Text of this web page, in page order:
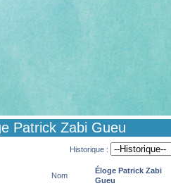
Patrick Zabi Gueu
Historique :
Nom
Éloge Patrick Zabi
Gueu